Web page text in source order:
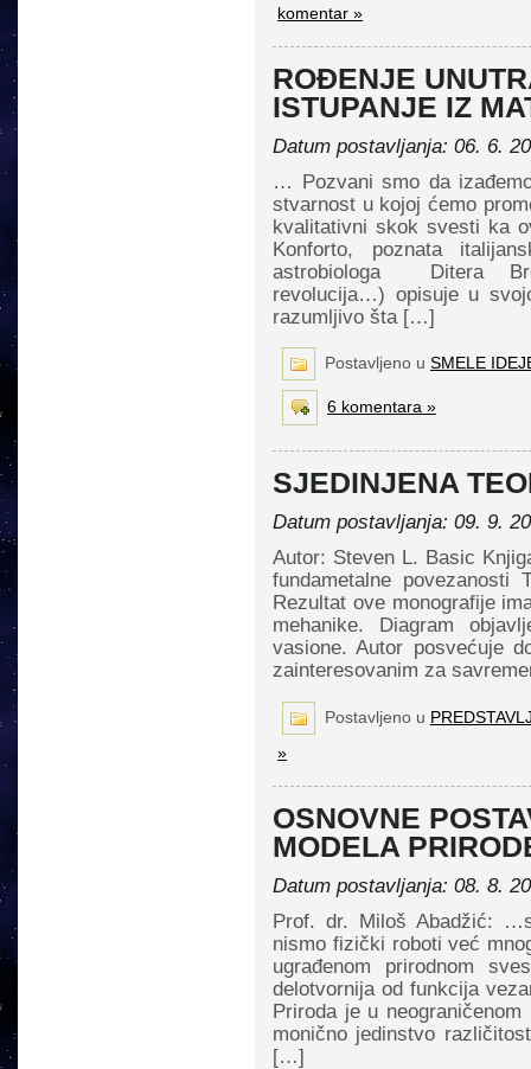
komentar »
ROĐENJE
ISTUPANJE IZ
Datum postavljanja: 06. 6.
… Pozvani smo da
stvarnost u kojoj ćemo
kvalitativni skok svesti ka
Konforto, poznata
astrobiologa Ditera
revolucija…) opisuje u
razumljivo šta […]
Postavljeno u SMELE
6 komentara »
SJEDINJENA
Datum postavljanja: 09. 9.
Autor: Steven L. Basic
fundametalne povezanosti
Rezultat ove monografije
mehanike. Diagram
vasione. Autor posvećuje
zainteresovanim za
Postavljeno u
»
OSNOVNE
MODELA
Datum postavljanja: 08. 8.
Prof. dr. Miloš Abadžić:
nismo fizički roboti već
ugrađenom prirodnom
delotvornija od funkcija
Priroda je u
mo­nično jedin­stvo
[…]